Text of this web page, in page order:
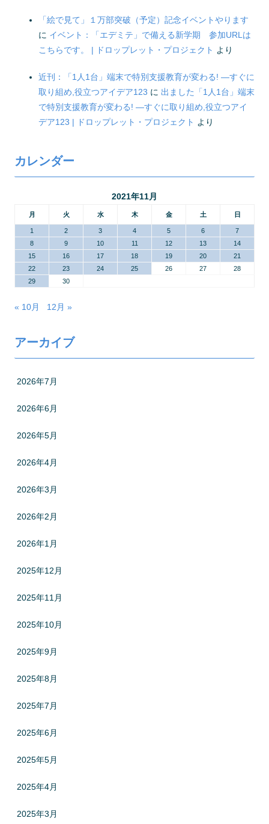
「絵で見て」１万部突破（予定）記念イベントやります
に イベント：「エデミテ」で備える新学期 参加URLは
こちらです。 | ドロップレット・プロジェクト より
近刊：「1人1台」端末で特別支援教育が変わる! ―すぐに
取り組め,役立つアイデア123 に 出ました「1人1台」端末
で特別支援教育が変わる! ―すぐに取り組め,役立つアイ
デア123 | ドロップレット・プロジェクト より
カレンダー
2021年11月
月 火 水 木 金 土 日
1 2 3 4 5 6
7
8
9 10 11 12 13
14
15
16 17 18 19 20
21
22
23 24 25 26 27
28
29
30
« 10月 12月 »
アーカイブ
2026年7月
2026年6月
2026年5月
2026年4月
2026年3月
2026年2月
2026年1月
2025年12月
2025年11月
2025年10月
2025年9月
2025年8月
2025年7月
2025年6月
2025年5月
2025年4月
2025年3月